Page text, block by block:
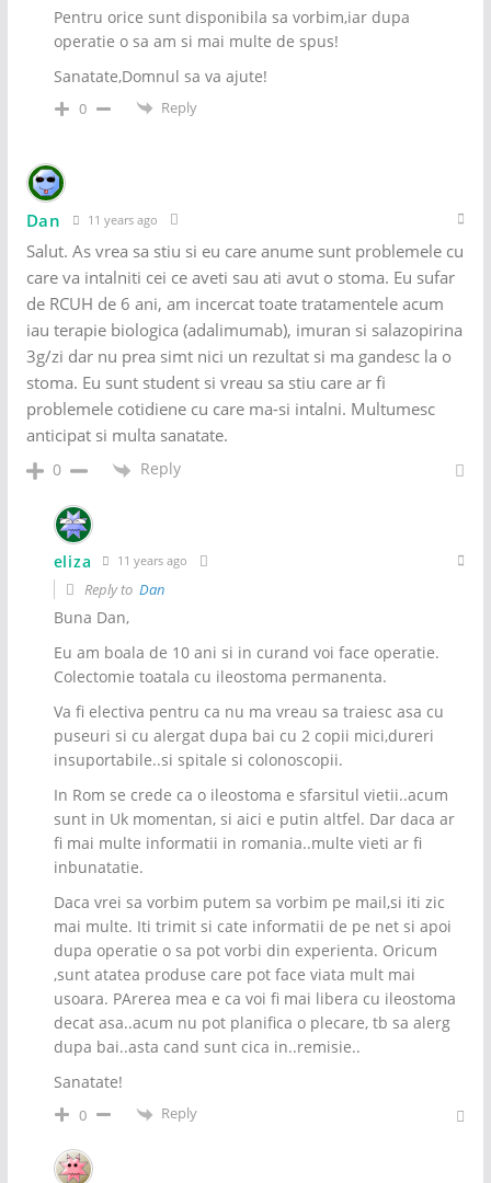
Pentru orice sunt disponibila sa vorbim,iar dupa
operatie o sa am si mai multe de spus!
Sanatate,Domnul sa va ajute!
0 Reply
Dan 11 years ago
Salut. As vrea sa stiu si eu care anume sunt problemele cu
care va intalniti cei ce aveti sau ati avut o stoma. Eu sufar
de RCUH de 6 ani, am incercat toate tratamentele acum
iau terapie biologica (adalimumab), imuran si salazopirina
3g/zi dar nu prea simt nici un rezultat si ma gandesc la o
stoma. Eu sunt student si vreau sa stiu care ar fi
problemele cotidiene cu care ma-si intalni. Multumesc
anticipat si multa sanatate.
0 Reply
eliza 11 years ago
Reply to Dan
Buna Dan,
Eu am boala de 10 ani si in curand voi face operatie.
Colectomie toatala cu ileostoma permanenta.
Va fi electiva pentru ca nu ma vreau sa traiesc asa cu
puseuri si cu alergat dupa bai cu 2 copii mici,dureri
insuportabile..si spitale si colonoscopii.
In Rom se crede ca o ileostoma e sfarsitul vietii..acum
sunt in Uk momentan, si aici e putin altfel. Dar daca ar
fi mai multe informatii in romania..multe vieti ar fi
inbunatatie.
Daca vrei sa vorbim putem sa vorbim pe mail,si iti zic
mai multe. Iti trimit si cate informatii de pe net si apoi
dupa operatie o sa pot vorbi din experienta. Oricum
,sunt atatea produse care pot face viata mult mai
usoara. PArerea mea e ca voi fi mai libera cu ileostoma
decat asa..acum nu pot planifica o plecare, tb sa alerg
dupa bai..asta cand sunt cica in..remisie..
Sanatate!
0 Reply